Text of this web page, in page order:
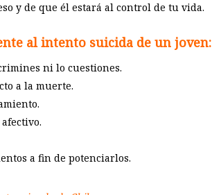
y de que él estará al control de tu vida.
al intento suicida de un joven:
ni lo cuestiones.
a la muerte.
a fin de potenciarlos.